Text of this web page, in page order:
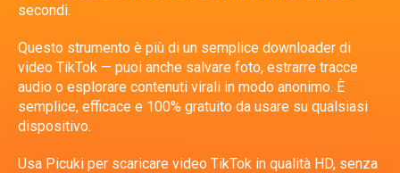
secondi.
Questo strumento è più di un semplice downloader di
video TikTok — puoi anche salvare foto, estrarre tracce
audio o esplorare contenuti virali in modo anonimo. È
semplice, efficace e 100% gratuito da usare su qualsiasi
dispositivo.
Usa Picuki per scaricare video TikTok in qualità HD, senza